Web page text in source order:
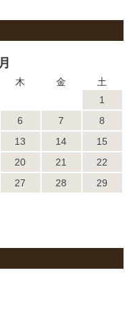
木 金
土
1
6 7
8
13 14
15
20 21
22
27 28
29